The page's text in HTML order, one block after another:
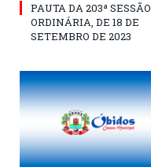
PAUTA DA 203ª SESSÃO
ORDINÁRIA, DE 18 DE
SETEMBRO DE 2023